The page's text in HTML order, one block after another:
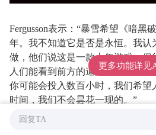
Fergusson表示：“暴雪希望《暗黑
年。我不知道它是否是永恒。我认
做，他们说这是一款十年游戏，但
人们能看到前方的道路，因为我们
你可能会投入数百小时，我们希望
时间，我们不会昙花一现的。”
回复TA
更多功能详见